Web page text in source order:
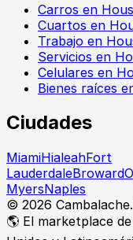
Carros en
Cuartos en
Trabajo en
Servicios en
Celulares en
Bienes raíces
Ciudades
MiamiHialeahFort
LauderdaleBroward
MyersNaples
© 2026
🌎 El marketplace